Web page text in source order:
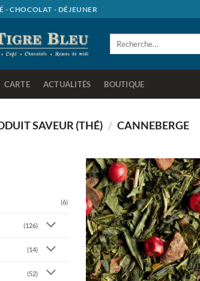
- CHOCOLAT - DÉJEUNER
Recherche
CARTE ACTUALITÉS BOUTIQUE
SAVEUR (THÉ) / CANNEBERGE
(6)
(126)
(14)
(52)